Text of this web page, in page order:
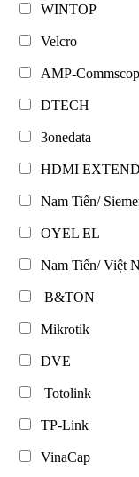
WINTOP
Velcro
AMP-
DTECH
3onedata
HDMI
Nam Tiến/
OYEL EL
Nam Tiến/ Việt
B&TON
Mikrotik
DVE
Totolink
TP-Link
VinaCap